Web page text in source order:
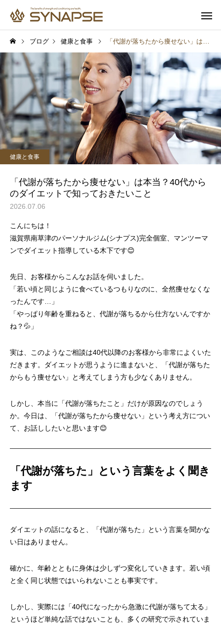
寄り添うサポート 多彩なオプ
通勤前でも安心 子供も一緒
健康と食事
毎日1時間の寝不足でも太
る？6週間の研究で起きた
変化
健康と食事
筋トレするとムキムキ
る？実は多くの人が誤
ていること
ブログ 健康と食事 「代謝が落ちたから痩せない」は本当？40代からのダイエットで知っておきたいこと
健康と食事
「代謝が落ちたから痩せない」は本当？40代から
のダイエットで知っておきたいこと
2026.07.06
こんにちは！
滋賀県南草津のパーソナルジム(シナプス)完全個室、マンツーマ
ンでダイエット指導している木下です😊
先日、お客様からこんなお話を伺いました。
「若い頃と同じように食べているつもりなのに、全然痩せなくな
ったんです…」
「やっぱり年齢を重ねると、代謝が落ちるから仕方ないんですか
ね？💦」
実は、このようなご相談は40代以降のお客様から非常によくいた
だきます。ダイエットが思うように進まないと、「代謝が落ちた
からもう痩せない」と考えてしまう方も少なくありません。
しかし、本当に「代謝が落ちたこと」だけが原因なのでしょう
か。今日は、「代謝が落ちたから痩せない」という考え方につい
て、お話ししたいと思います😊
「代謝が落ちた」という言葉をよく聞き
ます
ダイエットの話になると、「代謝が落ちた」という言葉を聞かな
い日はありません。
確かに、年齢とともに身体は少しずつ変化していきます。若い頃
と全く同じ状態ではいられないことも事実です。
しかし、実際には「40代になったから急激に代謝が落ちて太る」
というほど単純な話ではないことも、多くの研究で示されていま